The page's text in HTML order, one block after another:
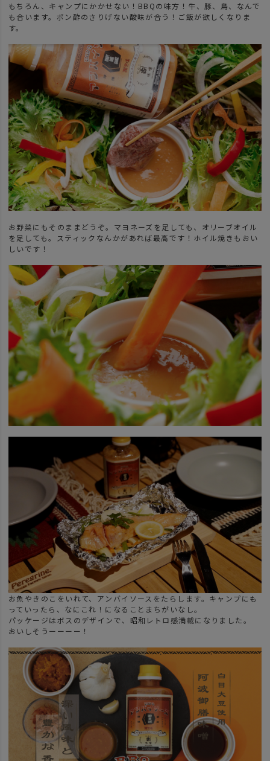
もちろん、キャンプにかかせない！BBQの味方！牛、豚、鳥、なんで
も合います。ポン酢のさりげない酸味が合う！ご飯が欲しくなりま
す。
お野菜にもそのままどうぞ。マヨネーズを足しても、オリーブオイル
を足しても。スティックなんかがあれば最高です！ホイル焼きもおい
しいです！
お魚やきのこをいれて、アンバイソースをたらします。キャンプにも
っていったら、なにこれ！になることまちがいなし。
パッケージはボスのデザインで、昭和レトロ感満載になりました。
おいしそうーーーー！